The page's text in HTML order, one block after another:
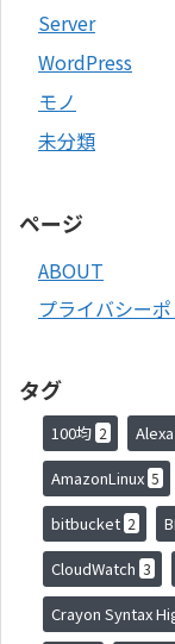
Server
WordPress
モノ
未分類
ページ
ABOUT
プライバシー
タグ
100均 2 Alexa
AmazonLinux 5
bitbucket 2
CloudWatch 3
Crayon Syntax